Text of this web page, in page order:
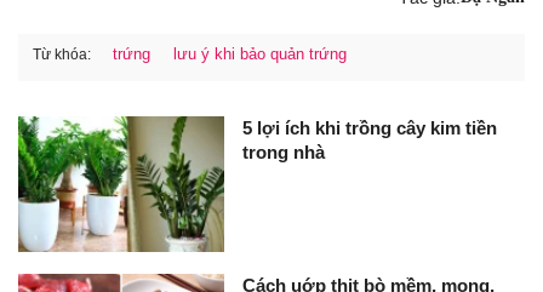
Từ khóa: trứng lưu ý khi bảo quản trứng
5 lợi ích khi trồng cây kim tiền
trong nhà
Cách uớp thịt bò mềm, mọng,